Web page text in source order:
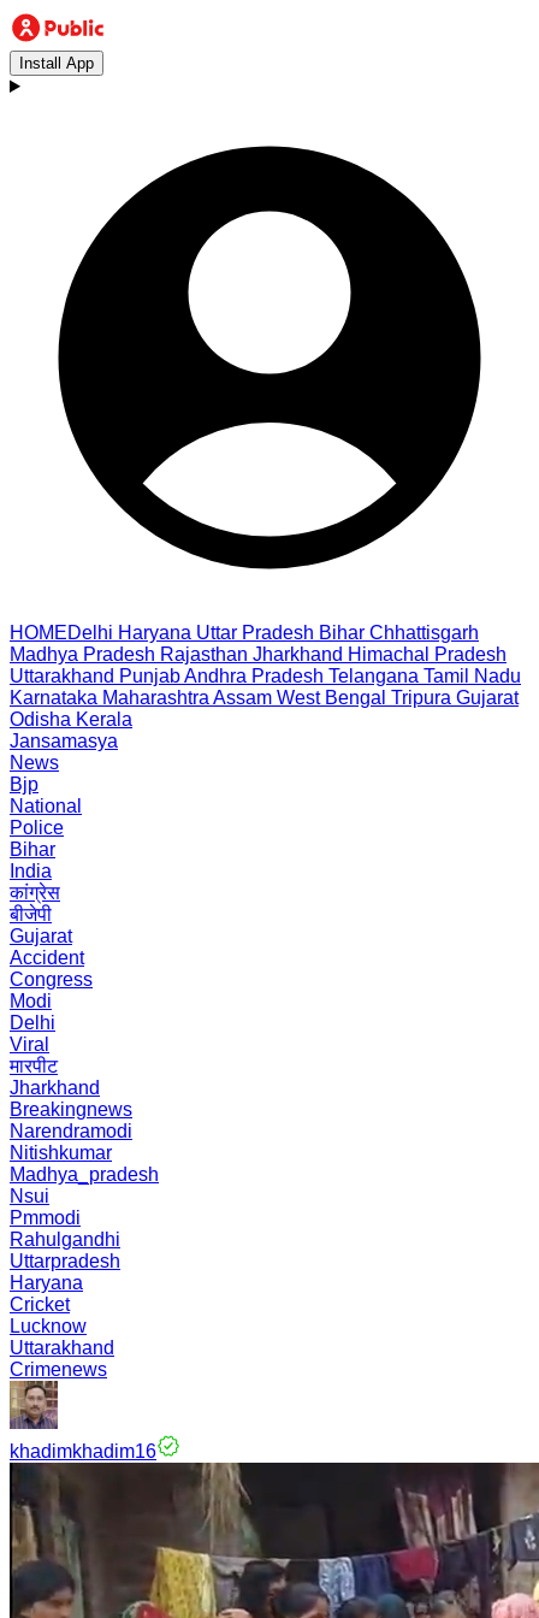
Install App
HOMEDelhi Haryana Uttar Pradesh Bihar Chhattisgarh
Madhya Pradesh Rajasthan Jharkhand Himachal Pradesh
Uttarakhand PunjabAndhra Pradesh Telangana Tamil Nadu
Karnataka Maharashtra Assam West Bengal Tripura Gujarat
Odisha Kerala
Jansamasya
News
Bjp
National
Police
Bihar
India
कांग्रेस
बीजेपी
Gujarat
Accident
Congress
Modi
Delhi
Viral
मारपीट
Jharkhand
Breakingnews
Narendramodi
Nitishkumar
Madhya_pradesh
Nsui
Pmmodi
Rahulgandhi
Uttarpradesh
Haryana
Cricket
Lucknow
Uttarakhand
Crimenews
khadimkhadim16